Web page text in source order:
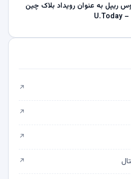
ریپل به عنوان رویداد بلاک چین
↗
↗
↗
↗